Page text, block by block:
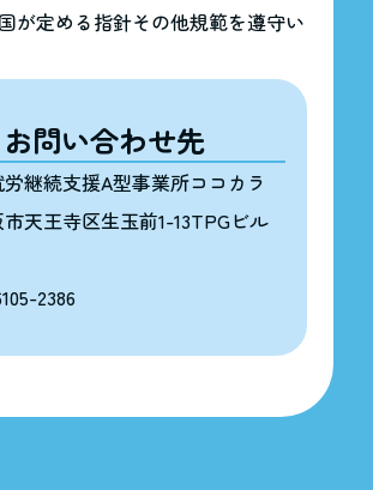
が定める指針その他規範を遵守い
お問い合わせ先
継続支援A型事業所ココカラ
天王寺区生玉前1-13TPGビル
2386